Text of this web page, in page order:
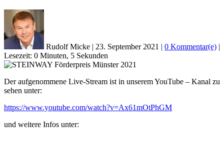
Rudolf Micke | 23. September 2021 | 0 Kommentar(e) |
Lesezeit: 0 Minuten, 5 Sekunden
Der aufgenommene Live-Stream ist in unserem YouTube – Kanal zu
sehen unter:
https://www.youtube.com/watch?v=Ax61mOtPhGM
und weitere Infos unter: